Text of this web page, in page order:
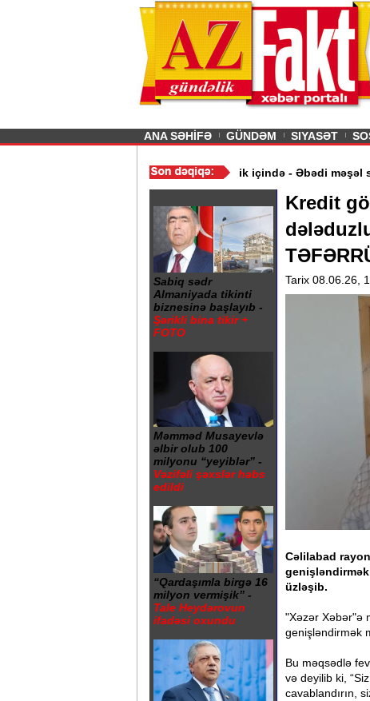
Previous
ANA SƏHİFƏ GÜNDƏM SIYASƏT
Gəncə şəhərində 20 Yanvar abidəsi zibillik içində -
Sabiq sədr
Almaniyada tikinti
biznesinə başlayıb -
Şərikli bina tikir +
FOTO
Məmməd Musayevlə
əlbir olub 100
milyonu “yeyiblər” -
Vəzifəli şəxslər həbs
edildi
“Qardaşımla birgə 16
milyon vermişik” -
Tale Heydərovun
ifadəsi oxundu
Kredit
Tarix 08.06.26,
Cəlilabad
üzləşib.
"Xəzər Xəbər"ə
genişləndirmək
Bu məqsədlə
və deyilib ki,
cavablandırın,